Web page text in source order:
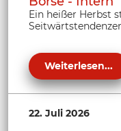
Ein heißer Herbst
Weiterlesen...
22. Juli 2026